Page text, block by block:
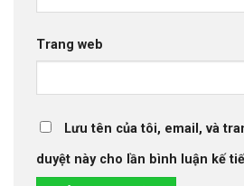
Trang web
Lưu tên của tôi, email, và
duyệt này cho lần bình luận kế